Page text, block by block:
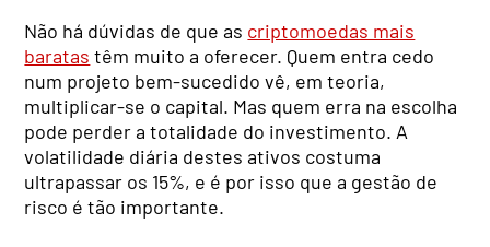
Não há dúvidas de que as criptomoedas mais
baratas têm muito a oferecer. Quem entra cedo
num projeto bem-sucedido vê, em teoria,
multiplicar-se o capital. Mas quem erra na escolha
pode perder a totalidade do investimento. A
volatilidade diária destes ativos costuma
ultrapassar os 15%, e é por isso que a gestão de
risco é tão importante.